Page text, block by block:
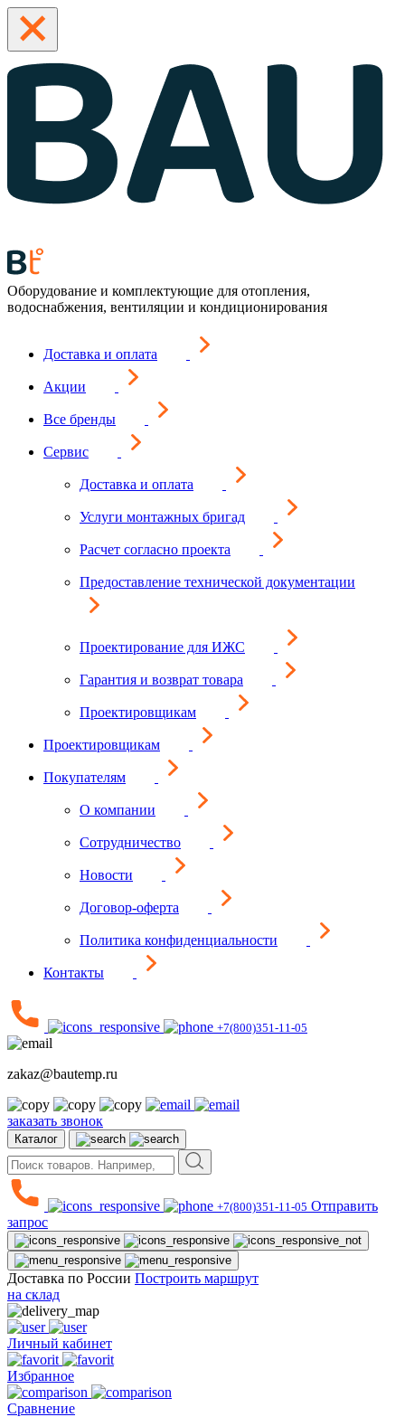
Оборудование и комплектующие для отопления,
водоснабжения, вентиляции и кондиционирования
Доставка и оплата
Акции
Все бренды
Сервис
Доставка и оплата
Услуги монтажных бригад
Расчет согласно проекта
Предоставление технической документации
Проектирование для ИЖС
Гарантия и возврат товара
Проектировщикам
Проектировщикам
Покупателям
О компании
Сотрудничество
Новости
Договор-оферта
Политика конфиденциальности
Контакты
+7(800)351-11-05
zakaz@bautemp.ru
заказать звонок
Каталог
+7(800)351-11-05 Отправить
запрос
Доставка по России Построить маршрут
на склад
Личный кабинет
Избранное
Сравнение